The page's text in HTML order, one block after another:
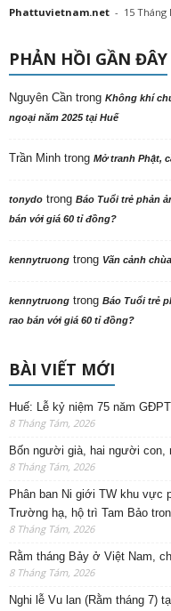
Phattuvietnam.net - 15 Tháng
PHẢN HỒI GẦN ĐÂY
Nguyên Cần trong Không khí
ngoại năm 2025 tại Huế
Trần Minh trong Mở tranh Phật,
tonydo trong Báo Tuổi trẻ phản
bán với giá 60 tỉ đồng?
kennytruong trong Vãn cảnh
kennytruong trong Báo Tuổi trẻ
rao bán với giá 60 tỉ đồng?
BÀI VIẾT MỚI
Huế: Lễ kỷ niệm 75 năm
8 Tháng Tám, 2026
Bốn người già, hai người con,
8 Tháng Tám, 2026
Phân ban Ni giới TW khu vực
Trường hạ, hộ trì Tam Bảo
8 Tháng Tám, 2026
Rằm tháng Bảy ở Việt Nam,
8 Tháng Tám, 2026
Nghi lễ Vu lan (Rằm tháng 7)